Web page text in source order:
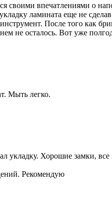
своими впечатлениями о
ламината еще не
После того как
не осталось. Вот уже
Мыть легко.
укладку. Хорошие замки,
Рекомендую